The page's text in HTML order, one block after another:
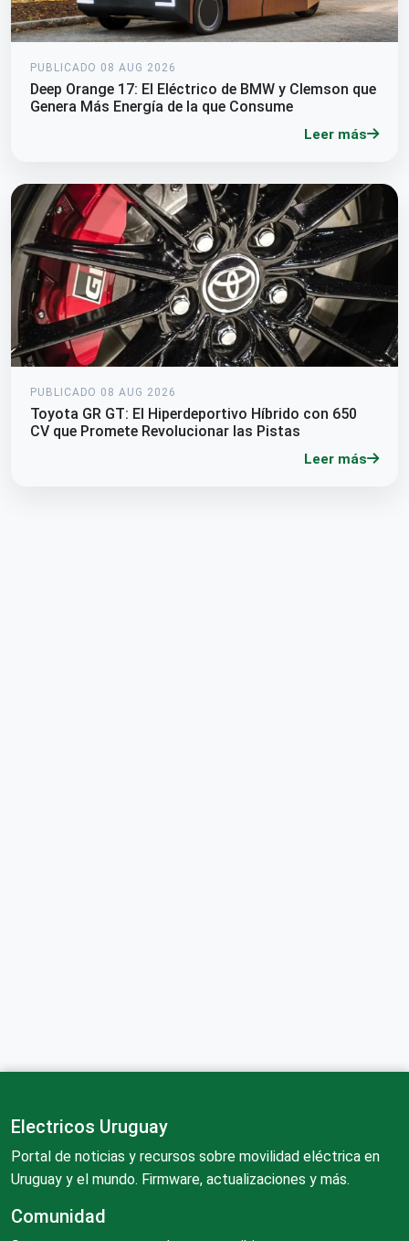
PUBLICADO 08 AUG 2026
Deep Orange 17: El Eléctrico de BMW y Clemson que
Genera Más Energía de la que Consume
Leer más
PUBLICADO 08 AUG 2026
Toyota GR GT: El Hiperdeportivo Híbrido con 650
CV que Promete Revolucionar las Pistas
Leer más
Electricos Uruguay
Portal de noticias y recursos sobre movilidad eléctrica en
Uruguay y el mundo. Firmware, actualizaciones y más.
Comunidad